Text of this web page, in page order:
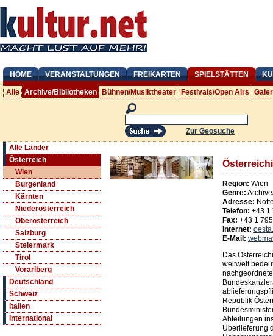
HOME VERANSTALTUNGEN FREIKARTEN SPIELSTÄTTEN
Alle Archive/Bibliotheken Bühnen/Musiktheater Festivals/Open Airs
Zur Geosuche
Alle Länder
Österreich
Wien
Burgenland
Kärnten
Niederösterreich
Oberösterreich
Salzburg
Steiermark
Tirol
Vorarlberg
Deutschland
Schweiz
Italien
International
Region: Wien
Genre:
Adresse:
Telefon: +43 1
Fax: +43 1
Internet:
E-Mail:
Das
weltweit
Republik
Abteilungen
Überlieferung